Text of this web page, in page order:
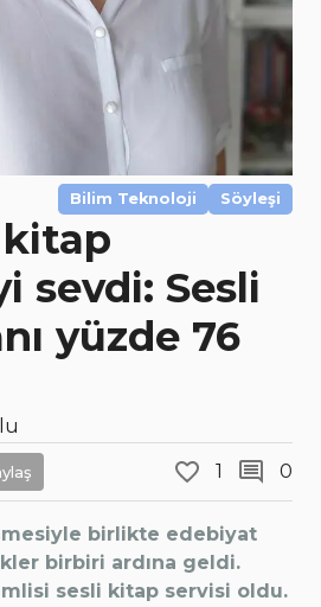
Bilim Teknoloji Söyleşi
sevdi: Sesli
yüzde 76
1 0
birlikte edebiyat
birbiri ardına geldi.
sesli kitap servisi oldu.